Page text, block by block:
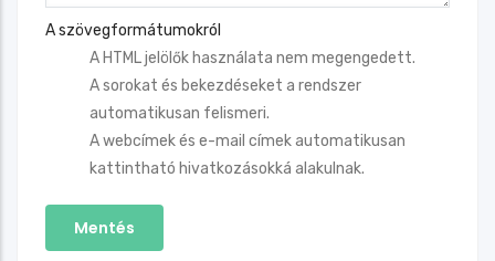
A szövegformátumokról
A HTML jelölők használata nem megengedett.
A sorokat és bekezdéseket a rendszer
automatikusan felismeri.
A webcímek és e-mail címek automatikusan
kattintható hivatkozásokká alakulnak.